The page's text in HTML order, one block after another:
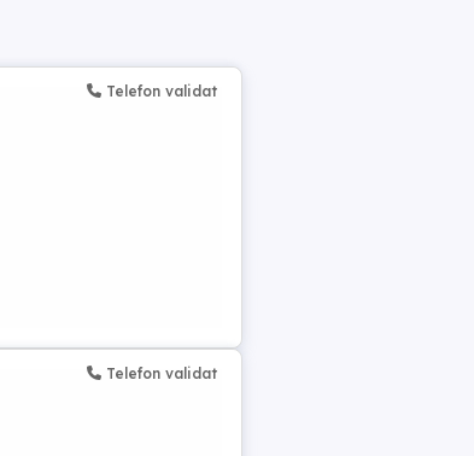
Telefon validat
Telefon validat